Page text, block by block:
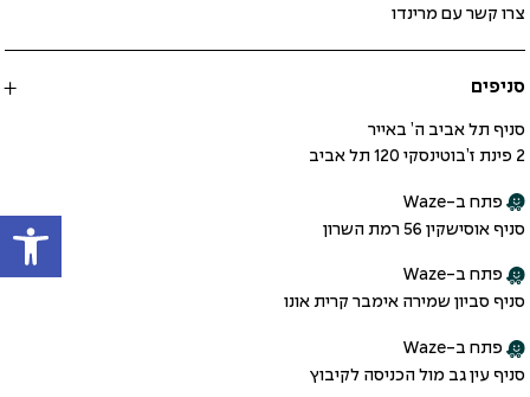
צרו קשר עם מרינדו
סניפים
סניף תל אביב ה’ באייר
2 פינת ז’בוטינסקי 120 תל אביב
פתח ב-Waze
סניף אוסישקין 56 רמת השרון
פתח ב-Waze
סניף סביון שמירה אימבר קרית אונו
פתח ב-Waze
סניף עין גב מול הכניסה לקיבוץ